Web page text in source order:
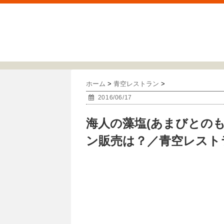
ホーム > 青空レストラン >
2016/06/17
海人の藻塩(あまびとの
ン販売は？／青空レス